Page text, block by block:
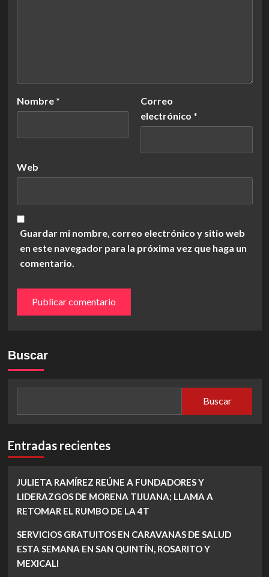
Nombre *
Correo
electrónico *
Web
Guardar mi nombre, correo electrónico y sitio web
en este navegador para la próxima vez que haga un
comentario.
Buscar
Buscar
Entradas recientes
JULIETA RAMÍREZ REÚNE A FUNDADORES Y
LIDERAZGOS DE MORENA TIJUANA; LLAMA A
RETOMAR EL RUMBO DE LA 4T
SERVICIOS GRATUITOS EN CARAVANAS DE SALUD
ESTA SEMANA EN SAN QUINTÍN, ROSARITO Y
MEXICALI